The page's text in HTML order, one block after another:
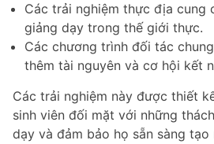
Các trải nghiệm thực địa cung
giảng dạy trong thế giới thực.
Các chương trình đối tác
thêm tài nguyên và cơ hội kết
Các trải nghiệm này được thiết
sinh viên đối mặt với những
dạy và đảm bảo họ sẵn sàng